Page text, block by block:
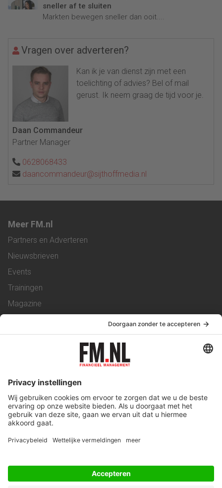
sneller af te sluiten
Markten bewegen sneller dan ooit....
Vragen over adverteren?
Kan ik je van dienst zijn met een
toelichting of advies? Bel of mail
gerust. Ik neem graag de tijd voor je.
Daan Commandeur
Partner Manager
0628068433
daancommandeur@sijthoffmedia.nl
Meer FM.nl
Partners en Adverteren
Nieuwsbrieven
Events
Trainingen
Magazine
Service & Contact
Werken bij ons
Privacy Statement
Algemene Voorwaarden